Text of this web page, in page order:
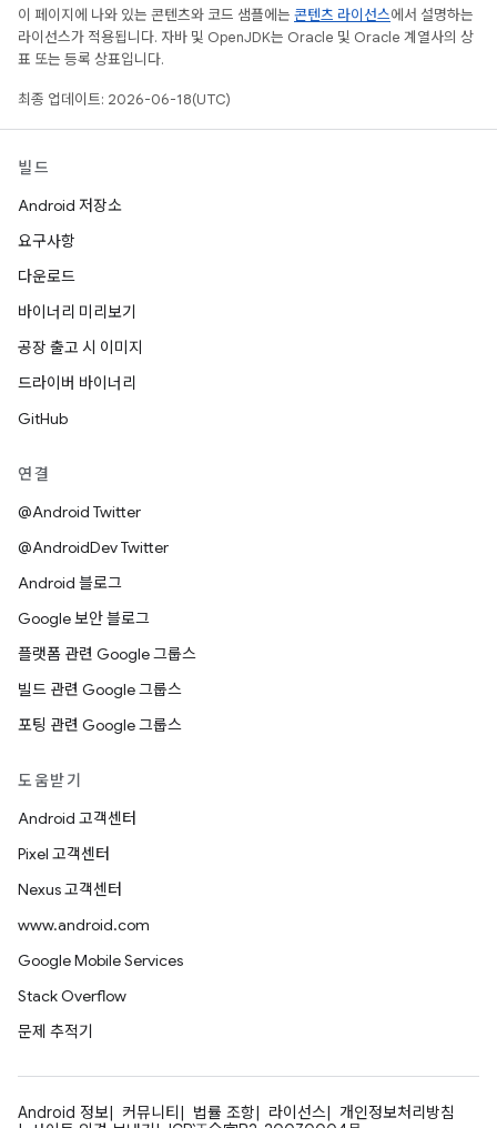
이 페이지에 나와 있는 콘텐츠와 코드 샘플에는 콘텐츠 라이선스에서 설명하는
라이선스가 적용됩니다. 자바 및 OpenJDK는 Oracle 및 Oracle 계열사의 상
표 또는 등록 상표입니다.
최종 업데이트: 2026-06-18(UTC)
빌드
Android 저장소
요구사항
다운로드
바이너리 미리보기
공장 출고 시 이미지
드라이버 바이너리
GitHub
연결
@Android Twitter
@AndroidDev Twitter
Android 블로그
Google 보안 블로그
플랫폼 관련 Google 그룹스
빌드 관련 Google 그룹스
포팅 관련 Google 그룹스
도움받기
Android 고객센터
Pixel 고객센터
Nexus 고객센터
www.android.com
Google Mobile Services
Stack Overflow
문제 추적기
Android 정보 커뮤니티 법률 조항 라이선스
개인정보처리방침